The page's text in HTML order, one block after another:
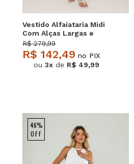
Vestido Alfaiataria Midi
Com Alças Largas e
Amarração Branco
Salvatore
R$ 279,99
R$ 142,49 no PIX
ou 3x de R$ 49,99
46%
OFF